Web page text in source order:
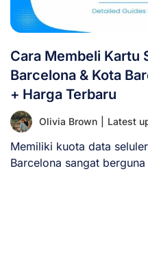
Cara Membeli Kartu
Barcelona & Kota
+ Harga Terbaru
Olivia Brown Latest
Memiliki kuota data
Barcelona sangat